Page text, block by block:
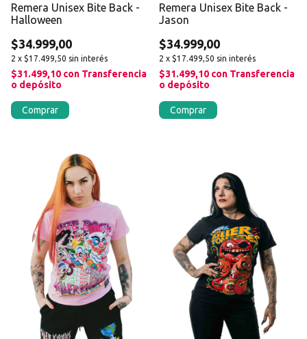
Remera Unisex Bite Back -
Halloween
$34.999,00
2 x $17.499,50 sin interés
$31.499,10 con Transferencia
o depósito
Comprar
Remera Unisex Bite Back -
Jason
$34.999,00
2 x $17.499,50 sin interés
$31.499,10 con Transferencia
o depósito
Comprar